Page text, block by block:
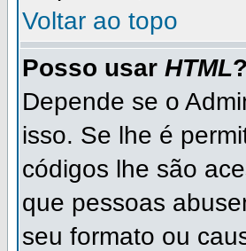
Voltar ao topo
Posso usar HTML?
Depende se o
isso. Se lhe é
códigos lhe são
que pessoas
seu formato ou